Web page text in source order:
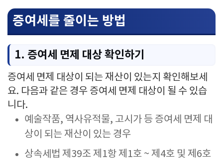
증여세를 줄이는 방법
1. 증여세 면제 대상 확인하기
증여세 면제 대상이 되는 재산이 있는지 확인해보세
요. 다음과 같은 경우 증여세 면제 대상이 될 수 있습
니다.
예술작품, 역사유적물, 고시가 등 증여세 면제 대
상이 되는 재산이 있는 경우
상속세법 제39조 제1항 제1호 ~ 제4호 및 제6호